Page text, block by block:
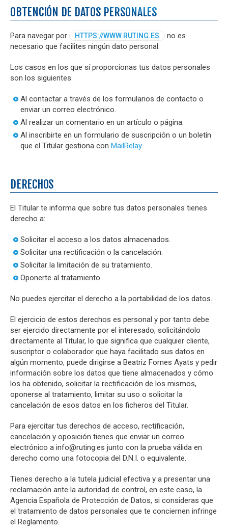
OBTENCIÓN DE DATOS PERSONALES
Para navegar por HTTPS://WWW.RUTING.ES
no es
necesario que facilites ningún dato personal.
Los casos en los que sí proporcionas tus datos personales
son los siguientes:
Al contactar a través de los formularios de contacto o
enviar un correo electrónico.
Al realizar un comentario en un artículo o página.
Al inscribirte en un formulario de suscripción o un boletín
que el Titular gestiona con MailRelay.
DERECHOS
El Titular te informa que sobre tus datos personales tienes
derecho a:
Solicitar el acceso a los datos almacenados.
Solicitar una rectificación o la cancelación.
Solicitar la limitación de su tratamiento.
Oponerte al tratamiento.
No puedes ejercitar el derecho a la portabilidad de los datos.
El ejercicio de estos derechos es personal y por tanto debe
ser ejercido directamente por el interesado, solicitándolo
directamente al Titular, lo que significa que cualquier cliente,
suscriptor o colaborador que haya facilitado sus datos en
algún momento, puede dirigirse a Beatriz Fornes Ayats y pedir
información sobre los datos que tiene almacenados y cómo
los ha obtenido, solicitar la rectificación de los mismos,
oponerse al tratamiento, limitar su uso o solicitar la
cancelación de esos datos en los ficheros del Titular.
Para ejercitar tus derechos de acceso, rectificación,
cancelación y oposición tienes que enviar un correo
electrónico a info@ruting.es junto con la prueba válida en
derecho como una fotocopia del D.N.I. o equivalente.
Tienes derecho a la tutela judicial efectiva y a presentar una
reclamación ante la autoridad de control, en este caso, la
Agencia Española de Protección de Datos, si consideras que
el tratamiento de datos personales que te conciernen infringe
el Reglamento.